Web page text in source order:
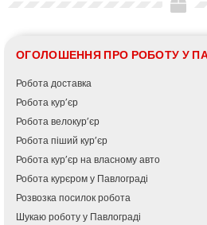
ОГОЛОШЕННЯ ПРО РОБОТУ У
Робота доставка
Робота кур’єр
Робота велокур’єр
Робота піший кур’єр
Робота кур’єр на власному авто
Робота курєром у Павлограді
Розвозка посилок робота
Шукаю роботу у Павлограді